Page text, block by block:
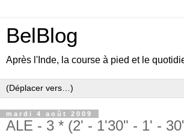
BelBlog
Après l'Inde, la course à pied et le
mardi 4 août 2009
ALE - 3 * (2' - 1'30" - 1' -